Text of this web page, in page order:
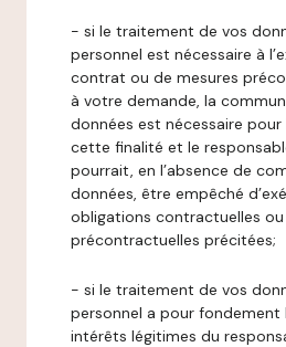
- si le traitement de vos
personnel est nécessaire à
contrat ou de mesures
à votre demande, la
données est nécessaire
cette finalité et le
pourrait, en l’absence de
données, être empêché
obligations contractuelles ou
précontractuelles précitées;
- si le traitement de vos
personnel a pour fondement
intérêts légitimes du